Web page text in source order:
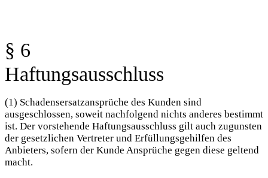
§ 6
Haftungsausschluss
(1) Schadensersatzansprüche des Kunden sind
ausgeschlossen, soweit nachfolgend nichts anderes bestimmt
ist. Der vorstehende Haftungsausschluss gilt auch zugunsten
der gesetzlichen Vertreter und Erfüllungsgehilfen des
Anbieters, sofern der Kunde Ansprüche gegen diese geltend
macht.